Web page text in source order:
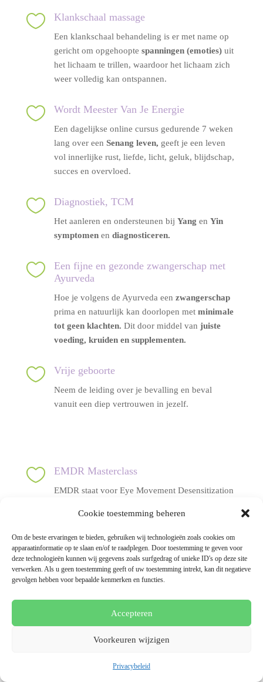
Cookie toestemming beheren
Om de beste ervaringen te bieden, gebruiken wij technologieën zoals cookies om
apparaatinformatie op te slaan en/of te raadplegen. Door toestemming te geven voor
deze technologieën kunnen wij gegevens zoals surfgedrag of unieke ID's op deze site
verwerken. Als u geen toestemming geeft of uw toestemming intrekt, kan dit negatieve
gevolgen hebben voor bepaalde kenmerken en functies.
Accepteren
Voorkeuren wijzigen
Privacybeleid
 Klankschaal massage
Een klankschaal behandeling is er met name op
gericht om opgehoopte spanningen (emoties)uit
het lichaam te trillen, waardoor het lichaam zich
weer volledig kan ontspannen.
 Wordt Meester Van Je Energie
Een dagelijkse online cursus gedurende 7 weken
lang over een Senang leven, geeft je een leven
vol innerlijke rust, liefde, licht, geluk, blijdschap,
succes en overvloed.
 Diagnostiek, TCM
Het aanleren en ondersteunen bij Yang en Yin
symptomenen diagnosticeren.

Een fijne en gezonde zwangerschap met
Ayurveda
Hoe je volgens de Ayurveda een zwangerschap
prima en natuurlijk kan doorlopen metminimale
tot geen klachten. Dit door middel van juiste
voeding, kruiden en supplementen.
 Vrije geboorte
Neem de leiding over je bevalling en beval
vanuit een diep vertrouwen in jezelf.

EMDR Masterclass
EMDR staat voor Eye Movement Desensitization
emoties vaningrijpende gebeurtenis
trauma’s te neutraliseren
 Guasha
Guasha is eenschraaptechniek
circulatie op gang brengt. Door het schrapen van
de huid met een Guasha steen, wordt de
doorbloedingin hetbindweefsel gestimuleerd